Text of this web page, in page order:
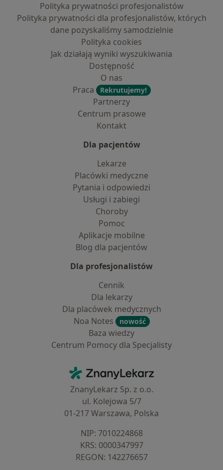
Polityka prywatności profesjonalistów
Polityka prywatności dla profesjonalistów, których
dane pozyskaliśmy samodzielnie
Polityka cookies
Jak działają wyniki wyszukiwania
Dostępność
O nas
Praca
Rekrutujemy!
Partnerzy
Centrum prasowe
Kontakt
Dla pacjentów
Lekarze
Placówki medyczne
Pytania i odpowiedzi
Usługi i zabiegi
Choroby
Pomoc
Aplikacje mobilne
Blog dla pacjentów
Dla profesjonalistów
Cennik
Dla lekarzy
Dla placówek medycznych
Noa Notes
nowość
Baza wiedzy
Centrum Pomocy dla Specjalisty
ZnanyLekarz - Strona główna
ZnanyLekarz Sp. z o.o.
ul. Kolejowa 5/7
01-217 Warszawa, Polska
NIP: ⁠7010224868
KRS: ⁠0000347997
REGON: ⁠142276657